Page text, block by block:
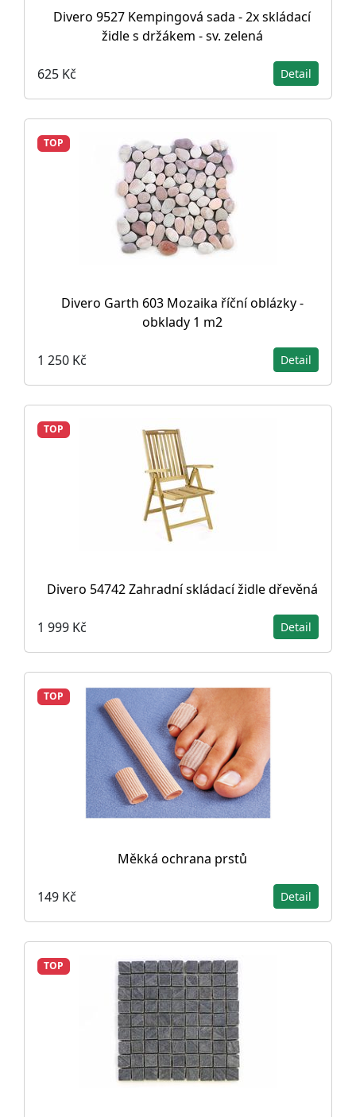
Divero 9527 Kempingová sada - 2x skládací
židle s držákem - sv. zelená
625 Kč Detail
TOP
Divero Garth 603 Mozaika říční oblázky -
obklady 1 m2
1 250 Kč Detail
TOP
Divero 54742 Zahradní skládací židle dřevěná
1 999 Kč Detail
TOP
Měkká ochrana prstů
149 Kč Detail
TOP